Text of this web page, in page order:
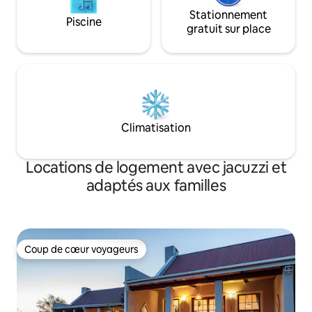
that is preferred.
Piscine
Stationnement
gratuit sur place
Climatisation
Locations de logement avec jacuzzi et
adaptés aux familles
Coup de cœur voyageurs
Coup de cœur voyageurs